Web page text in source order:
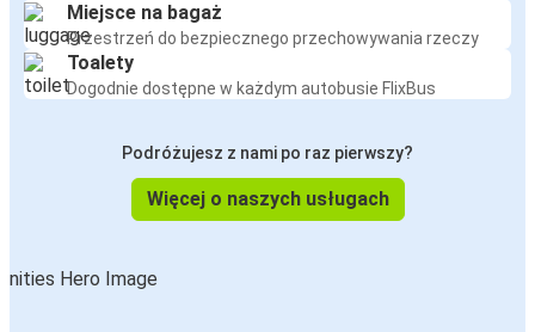
Miejsce na bagaż
Przestrzeń do bezpiecznego przechowywania rzeczy
Toalety
Dogodnie dostępne w każdym autobusie FlixBus
Podróżujesz z nami po raz pierwszy?
Więcej o naszych usługach